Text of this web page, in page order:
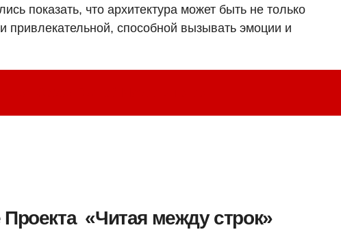
показать, что архитектура может быть не только
привлекательной, способной вызывать эмоции и
«Читая между строк»